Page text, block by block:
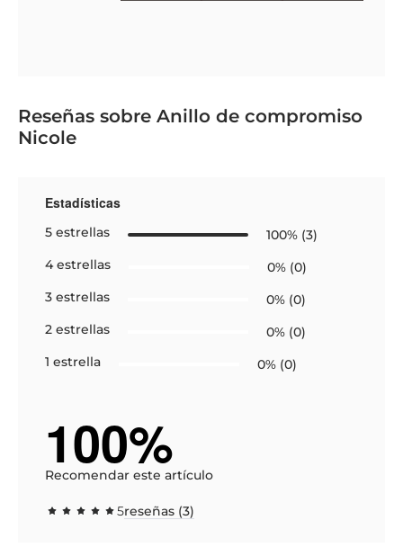
Reseñas sobre Anillo de compromiso
Nicole
100%
Recomendar este artículo
5reseñas (3)
Estadísticas
5 estrellas
100% (3)
4 estrellas
0% (0)
3 estrellas
0% (0)
2 estrellas
0% (0)
1 estrella
0% (0)